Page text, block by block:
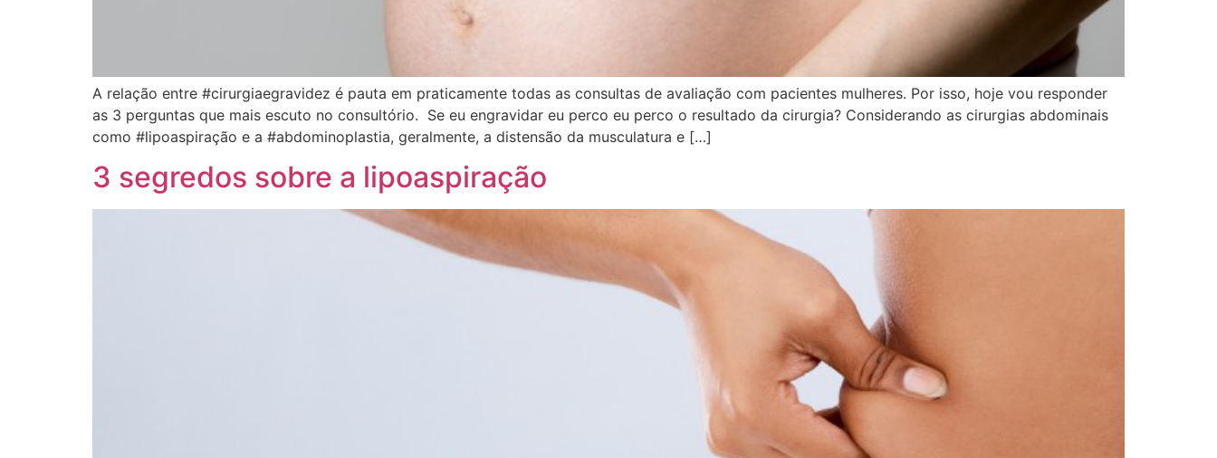
A relação entre #cirurgiaegravidez é pauta em praticamente todas as consultas de avaliação com pacientes mulheres. Por isso, hoje vou responder
as 3 perguntas que mais escuto no consultório. Se eu engravidar eu perco eu perco o resultado da cirurgia? Considerando as cirurgias abdominais
como #lipoaspiração e a #abdominoplastia, geralmente, a distensão da musculatura e […]
3 segredos sobre a lipoaspiração